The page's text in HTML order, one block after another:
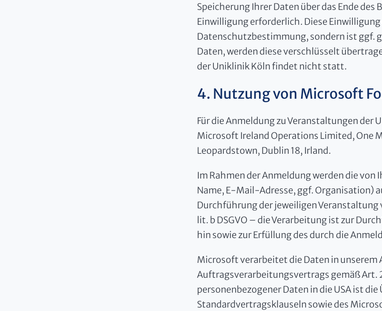
Speicherung Ihrer Daten über das Ende
Einwilligung erforderlich. Diese
Datenschutzbestimmung, sondern ist ggf.
Daten, werden diese verschlüsselt
der Uniklinik Köln findet nicht statt.
4. Nutzung von Microsoft
Für die Anmeldung zu Veranstaltungen der
Microsoft Ireland Operations Limited, One
Leopardstown, Dublin 18, Irland.
Im Rahmen der Anmeldung werden die von
Name, E-Mail-Adresse, ggf. Organisation)
Durchführung der jeweiligen Veranstaltung
lit. b DSGVO – die Verarbeitung ist zur
hin sowie zur Erfüllung des durch die
Microsoft verarbeitet die Daten in unserem
Auftragsverarbeitungsvertrags gemäß Art.
personenbezogener Daten in die USA ist
Standardvertragsklauseln sowie des